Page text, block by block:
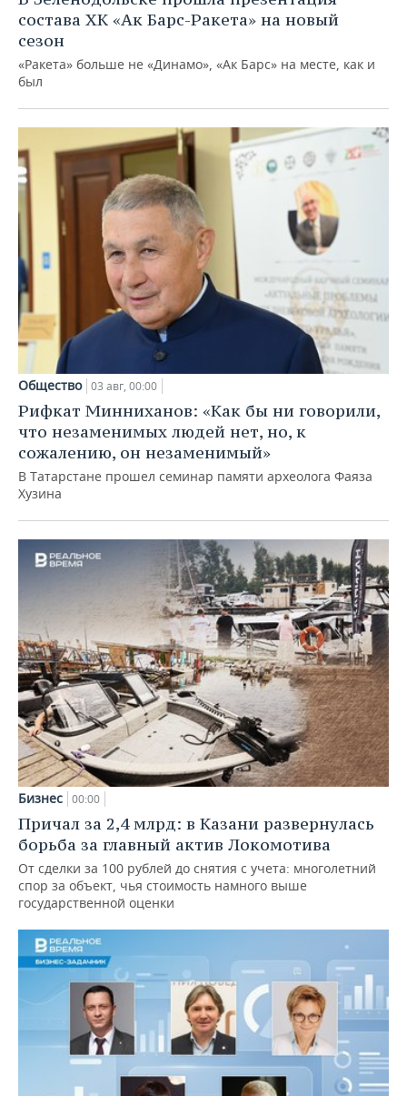
состава ХК «Ак Барс-Ракета» на новый
сезон
«Ракета» больше не «Динамо», «Ак Барс» на месте, как и
был
Общество 03 авг, 00:00
Рифкат Минниханов: «Как бы ни говорили,
что незаменимых людей нет, но, к
сожалению, он незаменимый»
В Татарстане прошел семинар памяти археолога Фаяза
Хузина
Бизнес 00:00
Причал за 2,4 млрд: в Казани развернулась
борьба за главный актив Локомотива
От сделки за 100 рублей до снятия с учета: многолетний
спор за объект, чья стоимость намного выше
государственной оценки